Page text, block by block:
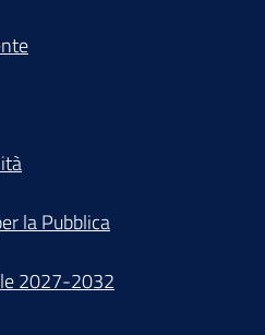
la Pubblica
2027-2032